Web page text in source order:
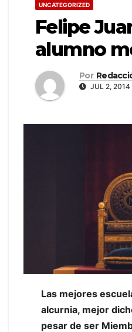
UNCATEGORIZED
Felipe
alumno
Por
JUL 2, 2014
Las mejores
alcurnia, mejor
pesar de ser